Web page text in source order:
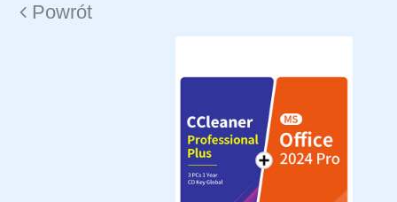
Powrót